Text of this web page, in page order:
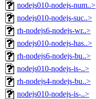
nodejs010-nodejs-num..>
nodejs010-nodejs-suc..>
rh-nodejs6-nodejs-wr..>
nodejs010-nodejs-has..>
rh-nodejs6-nodejs-bu..>
nodejs010-nodejs-is-..>
rh-nodejs4-nodejs-bu..>
nodejs010-nodejs-is-..>